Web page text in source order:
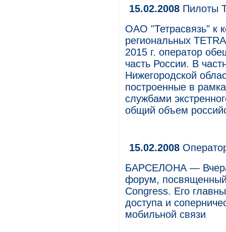
15.02.2008 Пилоты
ОАО "Тетрасвязь" к
региональных
2015 г. оператор
часть России. В
Нижегородской
построенные в
службами
общий объем
15.02.2008
БАРСЕЛОНА — Вчера
форум,
Congress. Его
доступа и
мобильной связи